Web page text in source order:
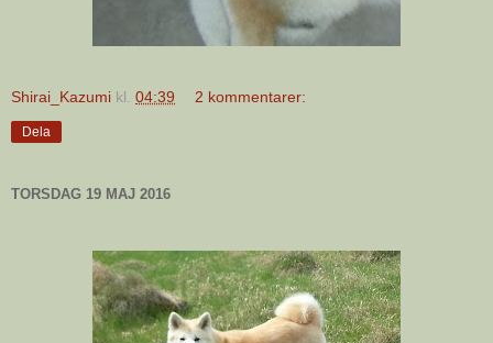
Shirai_Kazumi kl. 04:39 2 kommentarer:
Dela
TORSDAG 19 MAJ 2016